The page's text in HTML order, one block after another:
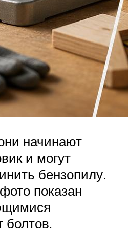
начинают
и могут
бензопилу.
показан
болтов.